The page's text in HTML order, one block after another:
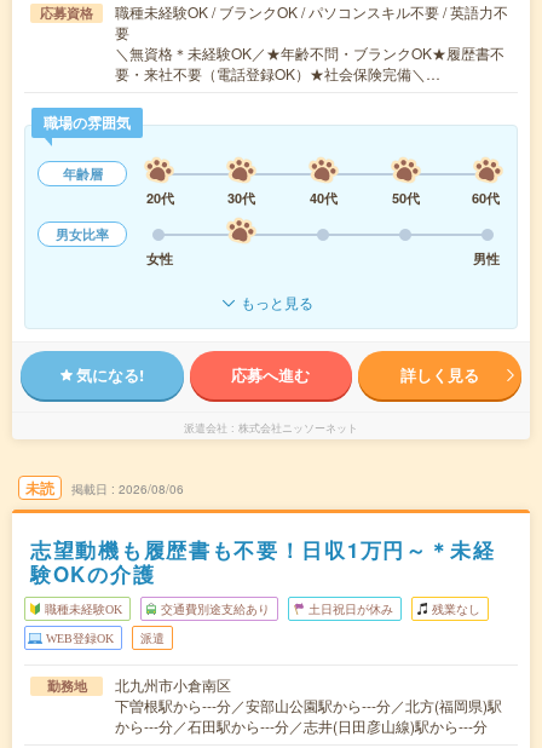
応募資格
職種未経験OK / ブランクOK / パソコンスキル不要 / 英語力不
要
＼無資格＊未経験OK／★年齢不問・ブランクOK★履歴書不
要・来社不要（電話登録OK）★社会保険完備＼…
職場の雰囲気
年齢層
20代
30代 40代 50代
60代
男女比率
女性
男性
もっと見る
気になる! 応募へ進む 詳しく見る
派遣会社 株式会社ニッソーネット
未読 掲載日 2026/08/06
志望動機も履歴書も不要！日収1万円～＊未経
験OKの介護
職種未経験OK 交通費別途支給あり 土日祝日が休み 残業なし
WEB登録OK 派遣
勤務地
北九州市小倉南区
下曽根駅から---分／安部山公園駅から---分／北方(福岡県)駅
から---分／石田駅から---分／志井(日田彦山線)駅から---分